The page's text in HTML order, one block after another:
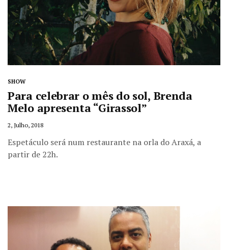
SHOW
Para celebrar o mês do sol, Brenda
Melo apresenta “Girassol”
2, Julho, 2018
Espetáculo será num restaurante na orla do Araxá, a
partir de 22h.